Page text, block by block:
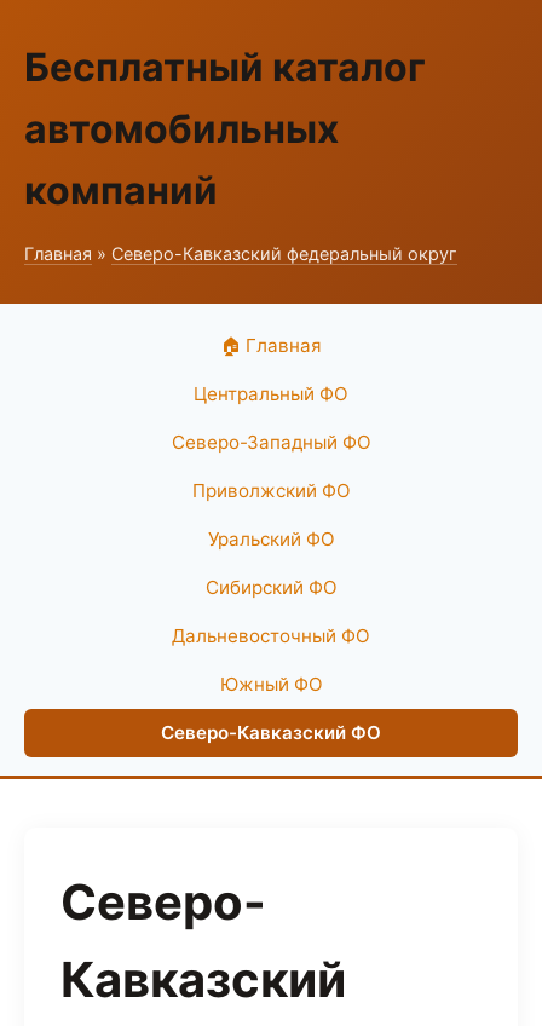
Бесплатный каталог
автомобильных
компаний
Главная » Северо-Кавказский федеральный округ
🏠 Главная
Центральный ФО
Северо-Западный ФО
Приволжский ФО
Уральский ФО
Сибирский ФО
Дальневосточный ФО
Южный ФО
Северо-Кавказский ФО
Северо-
Кавказский